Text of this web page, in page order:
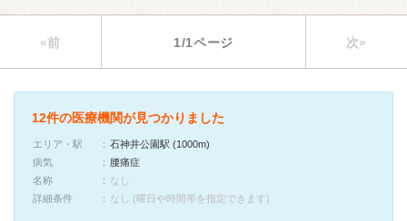
«前 1/1ページ 次»
12件の医療機関が見つかりました
エリア・駅
石神井公園駅 (1000m)
病気
腰痛症
名称
なし
詳細条件
なし (曜日や時間帯を指定できます)